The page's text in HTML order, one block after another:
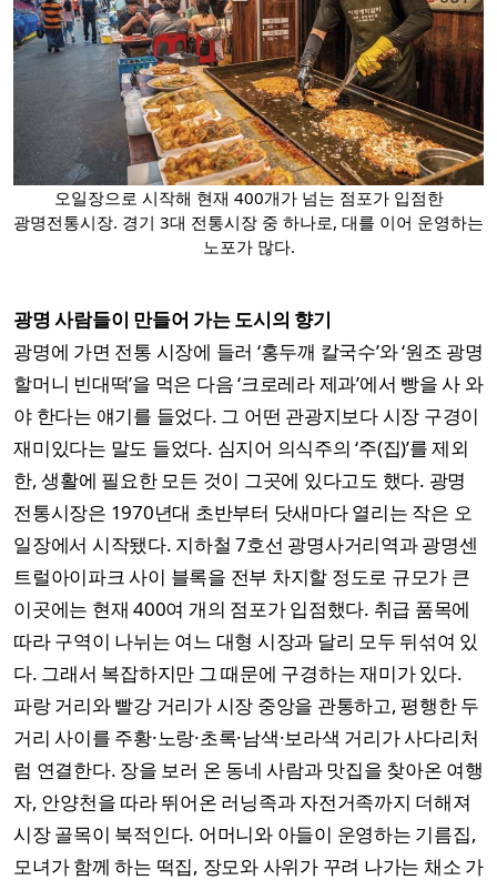
오일장으로 시작해 현재 400개가 넘는 점포가 입점한
광명전통시장. 경기 3대 전통시장 중 하나로, 대를 이어 운영하는
노포가 많다.
광명 사람들이 만들어 가는 도시의 향기
광명에 가면 전통 시장에 들러 ‘홍두깨 칼국수’와 ‘원조 광명
할머니 빈대떡’을 먹은 다음 ‘크로레라 제과’에서 빵을 사 와
야 한다는 얘기를 들었다. 그 어떤 관광지보다 시장 구경이
재미있다는 말도 들었다. 심지어 의식주의 ‘주(집)’를 제외
한, 생활에 필요한 모든 것이 그곳에 있다고도 했다. 광명
전통시장은 1970년대 초반부터 닷새마다 열리는 작은 오
일장에서 시작됐다. 지하철 7호선 광명사거리역과 광명센
트럴아이파크 사이 블록을 전부 차지할 정도로 규모가 큰
이곳에는 현재 400여 개의 점포가 입점했다. 취급 품목에
따라 구역이 나뉘는 여느 대형 시장과 달리 모두 뒤섞여 있
다. 그래서 복잡하지만 그 때문에 구경하는 재미가 있다.
파랑 거리와 빨강 거리가 시장 중앙을 관통하고, 평행한 두
거리 사이를 주황·노랑·초록·남색·보라색 거리가 사다리처
럼 연결한다. 장을 보러 온 동네 사람과 맛집을 찾아온 여행
자, 안양천을 따라 뛰어온 러닝족과 자전거족까지 더해져
시장 골목이 북적인다. 어머니와 아들이 운영하는 기름집,
모녀가 함께 하는 떡집, 장모와 사위가 꾸려 나가는 채소 가